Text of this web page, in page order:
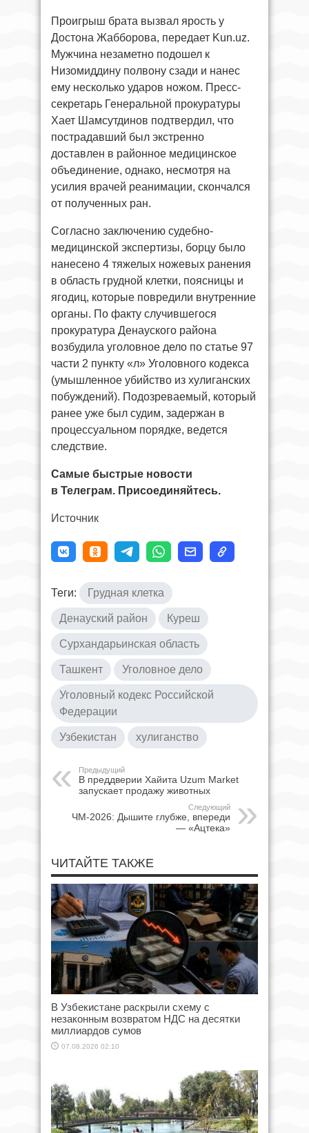
Проигрыш брата вызвал ярость у
Достона Жабборова, передает Kun.uz.
Мужчина незаметно подошел к
Низомиддину полвону сзади и нанес
ему несколько ударов ножом. Пресс-
секретарь Генеральной прокуратуры
Хает Шамсутдинов подтвердил, что
пострадавший был экстренно
доставлен в районное медицинское
объединение, однако, несмотря на
усилия врачей реанимации, скончался
от полученных ран.
Согласно заключению судебно-
медицинской экспертизы, борцу было
нанесено 4 тяжелых ножевых ранения
в область грудной клетки, поясницы и
ягодиц, которые повредили внутренние
органы. По факту случившегося
прокуратура Денауского района
возбудила уголовное дело по статье 97
части 2 пункту «л» Уголовного кодекса
(умышленное убийство из хулиганских
побуждений). Подозреваемый, который
ранее уже был судим, задержан в
процессуальном порядке, ведется
следствие.
Самые быстрые новости
в Телеграм. Присоединяйтесь.
Источник
Теги: Грудная клетка
Денауский район Куреш
Сурхандарьинская область
Ташкент Уголовное дело
Уголовный кодекс Российской
Федерации
Узбекистан хулиганство
Предыдущий
В преддверии Хайита Uzum Market
запускает продажу животных
Следующий
ЧМ-2026: Дышите глубже, впереди
— «Ацтека»
ЧИТАЙТЕ ТАКЖЕ
В Узбекистане раскрыли схему с
незаконным возвратом НДС на десятки
миллиардов сумов
07.08.2026 02:10